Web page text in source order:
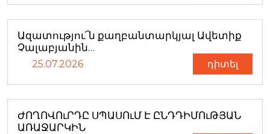
Ազատությու՜ն քաղբանտարկյալ Ավետիք
Չալաբյանին…
25.07.2026 դիտել
ԺՈՂՈՎՈւՐԴԸ ՍՊԱՍՈւՄ Է ԸՆԴԴԻՄՈւԹՅԱՆ
ԱՌԱՋԱՐԿԻՆ